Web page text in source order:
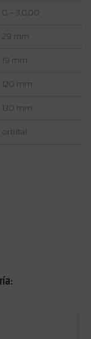
0 - 3.000
29 mm
19 mm
120 mm
130 mm
orbital